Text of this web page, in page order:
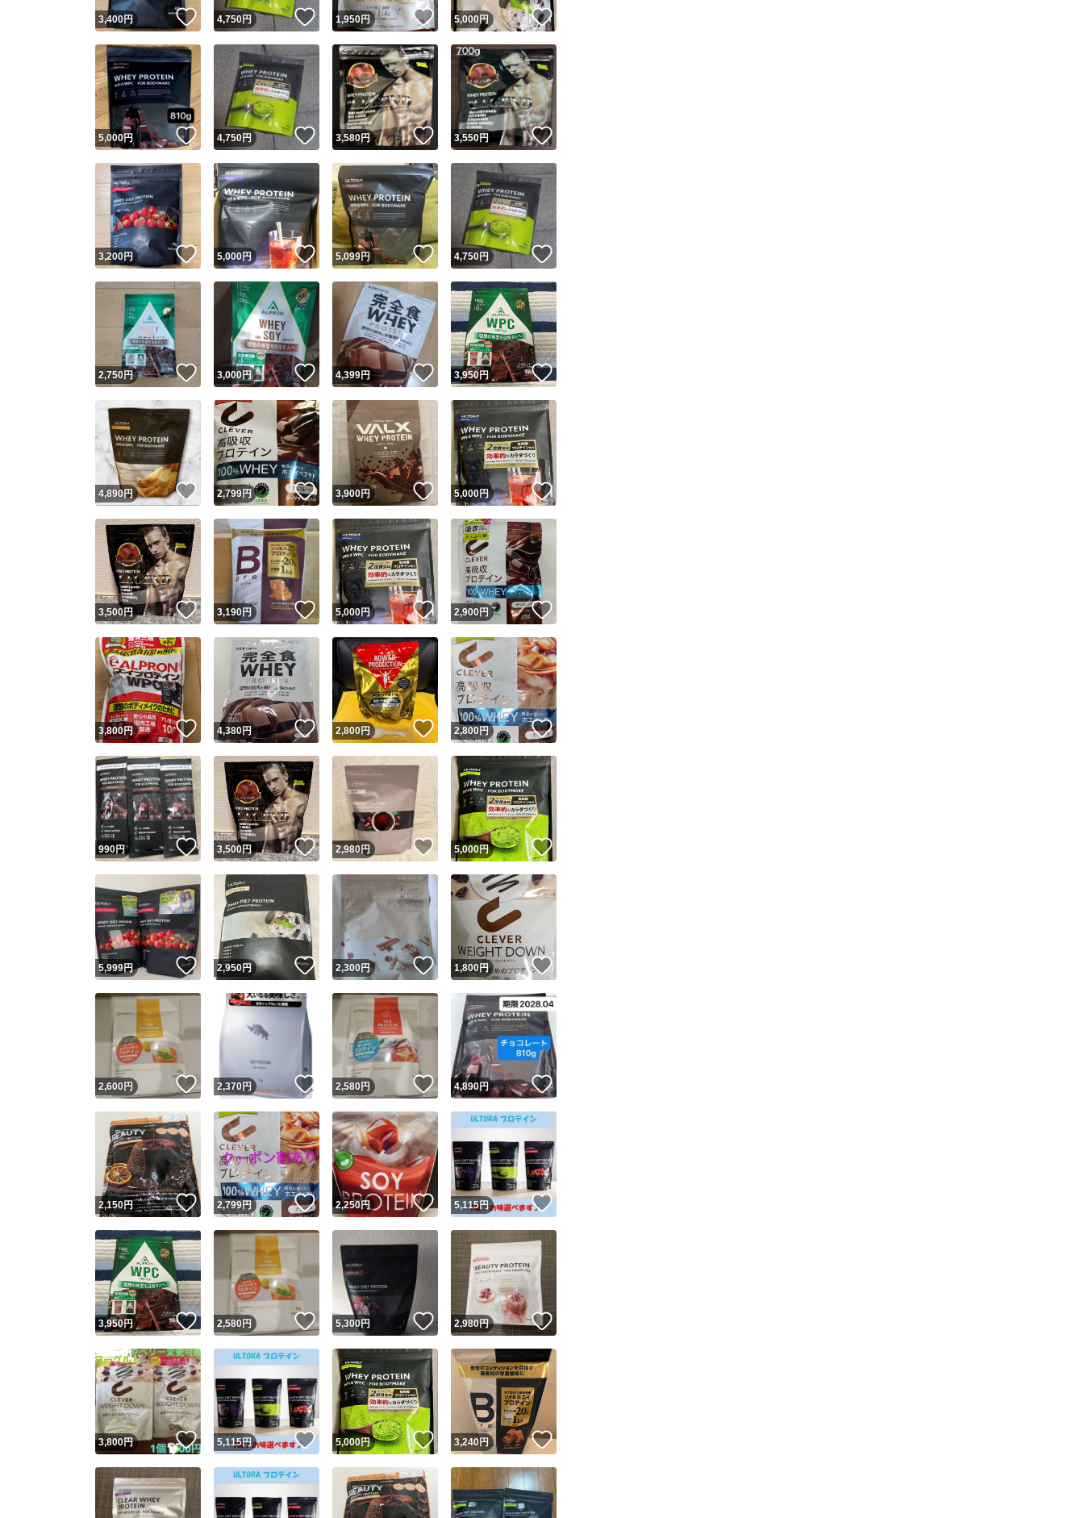
ユーザーの実績について
Yahoo!フリマが定めた一定の基準を満たしたユーザーにバッジを付与しています
安心取引出品者
安心取引出品者 Yahoo!フリマの基準をクリアした安心・安全なユーザーです
取引実績
取引実績◯+ このユーザーはYahoo!フリマの取引を完了させた実績があります
他フリマ実績◯+ このユーザーは他フリマサービスでの取引実績があります
スピード&安心発送
※このバッジは実績に基づく表示であり、発送を保証しているものではありません
スピード＆安心発送
このユーザーは高頻度で24時間以内＆設定した発送日数内に発送してい
ます
スピード発送 このユーザーは高頻度で24時間以内に発送しています
安心発送 このユーザーは設定した発送日数内に発送しています
この商品の情報をコピーします
商品画像の無断転載は禁止されています
コピーは
1商品につき1回です
出品ページへ
キャンセル
3,400円 いいね！
4,750円 いいね！
1,950円 いいね！
5,000円 いいね！
5,000円 いいね！
4,750円 いいね！
3,580円 いいね！
3,550円
3,200円 いいね！
5,000円 いいね！
5,099円 いいね！
4,750円 いいね！
2,750円 いいね！
3,000円 いいね！
4,399円 いいね！
3,950円 いいね！
4,890円 いいね！
2,799円 いいね！
3,900円 いいね！
5,000円
3,500円 いいね！
3,190円 いいね！
5,000円 いいね！
2,900円
3,800円 いいね！
4,380円 いいね！
2,800円 いいね！
2,800円 いいね！
990円 いいね！
3,500円 いいね！
2,980円 いいね！
5,000円
5,999円 いいね！
2,950円 いいね！
2,300円 いいね！
1,800円 いいね！
2,600円 いいね！
2,370円 いいね！
2,580円 いいね！
4,890円 いいね！
2,150円 いいね！
2,799円 いいね！
2,250円 いいね！
5,115円 いいね！
3,950円 いいね！
2,580円 いいね！
5,300円 いいね！
2,980円 いいね！
3,800円 いいね！
5,115円 いいね！
5,000円 いいね！
3,240円 いいね！